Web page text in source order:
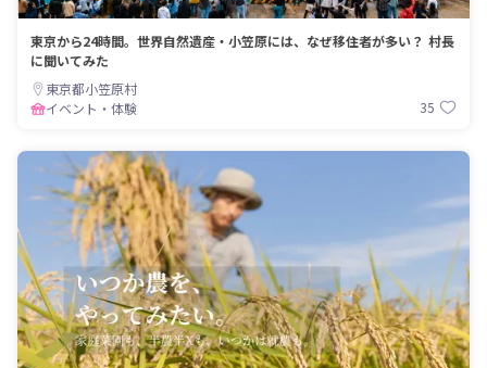
東京から24時間。世界自然遺産・小笠原には、なぜ移住者が多い？ 村長
に聞いてみた
東京都小笠原村
イベント・体験
35